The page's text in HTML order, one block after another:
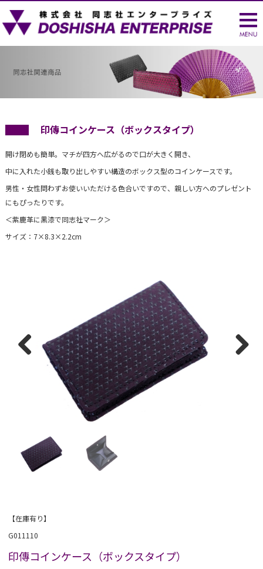
印傳コインケース（ボックスタイプ）
開け閉めも簡単。マチが四方へ広がるので口が大きく開き、
中に入れた小銭も取り出しやすい構造のボックス型のコインケースです。
男性・女性問わずお使いいただける色合いですので、親しい方へのプレゼント
にもぴったりです。
＜紫鹿革に黒漆で同志社マーク＞
サイズ：7×8.3×2.2cm
【在庫有り】
G011110
印傳コインケース（ボックスタイプ）